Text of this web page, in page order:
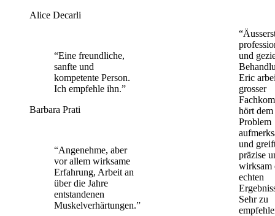
Alice Decarli
“Eine freundliche,
sanfte und
kompetente Person.
Ich empfehle ihn.”
Barbara Prati
“Angenehme, aber
vor allem wirksame
Erfahrung, Arbeit an
über die Jahre
entstandenen
Muskelverhärtungen.”
und
Eric
grosser
hört dem
Problem
und
präzise
wirksam
echten
Sehr zu